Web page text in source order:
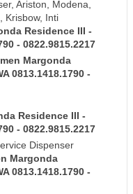
Ariston, Modena,
Krisbow, Inti
Residence III -
- 0822.9815.2217
Margonda
0813.1418.1790 -
Residence III -
- 0822.9815.2217
Dispenser
Margonda
0813.1418.1790 -